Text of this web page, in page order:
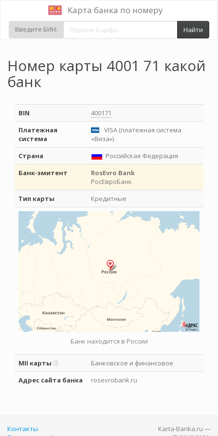
Карта банка по номеру
Введите БИН: Найти
Номер карты 4001 71 какой
банк
BIN
400171
Платежная
система
VISA (платежная система
«Виза»)
Страна
Российская Федерация
Банк-эмитент
RosEvro Bank
РосЕвроБанк
Тип карты
Кредитные
Банк находится в России
MII карты
Банковское и финансовое
Адрес сайта банка
rosevrobank.ru
Контакты
Karta-Banka.ru —